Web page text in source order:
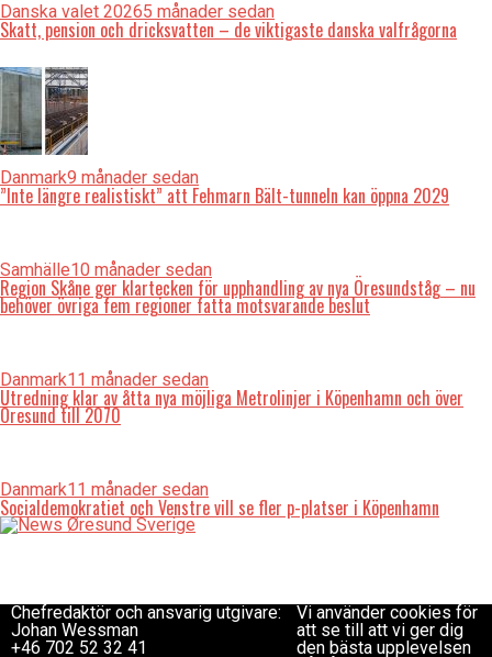
Danska valet 20265 månader sedan
Skatt, pension och dricksvatten – de viktigaste danska valfrågorna
Danmark9 månader sedan
”Inte längre realistiskt” att Fehmarn Bält-tunneln kan öppna 2029
Samhälle10 månader sedan
Region Skåne ger klartecken för upphandling av nya Öresundståg – nu
behöver övriga fem regioner fatta motsvarande beslut
Danmark11 månader sedan
Utredning klar av åtta nya möjliga Metrolinjer i Köpenhamn och över
Öresund till 2070
Danmark11 månader sedan
Socialdemokratiet och Venstre vill se fler p-platser i Köpenhamn
Chefredaktör och ansvarig utgivare:
Johan Wessman
+46 702 52 32 41
Vi använder cookies för
att se till att vi ger dig
den bästa upplevelsen